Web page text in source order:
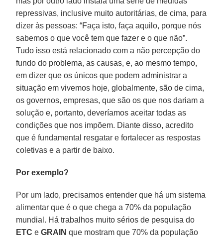
repressivas, inclusive muito autoritárias, de cima, para
dizer às pessoas: “Faça isto, faça aquilo, porque nós
sabemos o que você tem que fazer e o que não”.
Tudo isso está relacionado com a não percepção do
fundo do problema, as causas, e, ao mesmo tempo,
em dizer que os únicos que podem administrar a
situação em vivemos hoje, globalmente, são de cima,
os governos, empresas, que são os que nos dariam a
solução e, portanto, deveríamos aceitar todas as
condições que nos impõem. Diante disso, acredito
que é fundamental resgatar e fortalecer as respostas
coletivas e a partir de baixo.
Por exemplo?
Por um lado, precisamos entender que há um sistema
alimentar que é o que chega a 70% da população
mundial. Há trabalhos muito sérios de pesquisa do
ETC eGRAIN que mostram que 70% da população